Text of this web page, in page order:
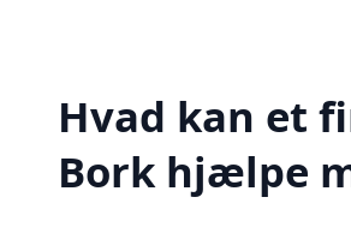
Hvad kan et
Bork hjælpe